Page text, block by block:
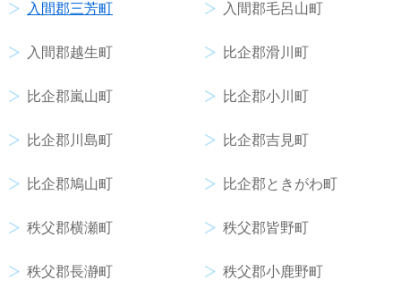
入間郡三芳町 入間郡毛呂山町
入間郡越生町 比企郡滑川町
比企郡嵐山町 比企郡小川町
比企郡川島町 比企郡吉見町
比企郡鳩山町 比企郡ときがわ町
秩父郡横瀬町 秩父郡皆野町
秩父郡長瀞町 秩父郡小鹿野町